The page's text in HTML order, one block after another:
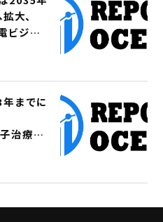
大、
ビジネ
までに
治療技